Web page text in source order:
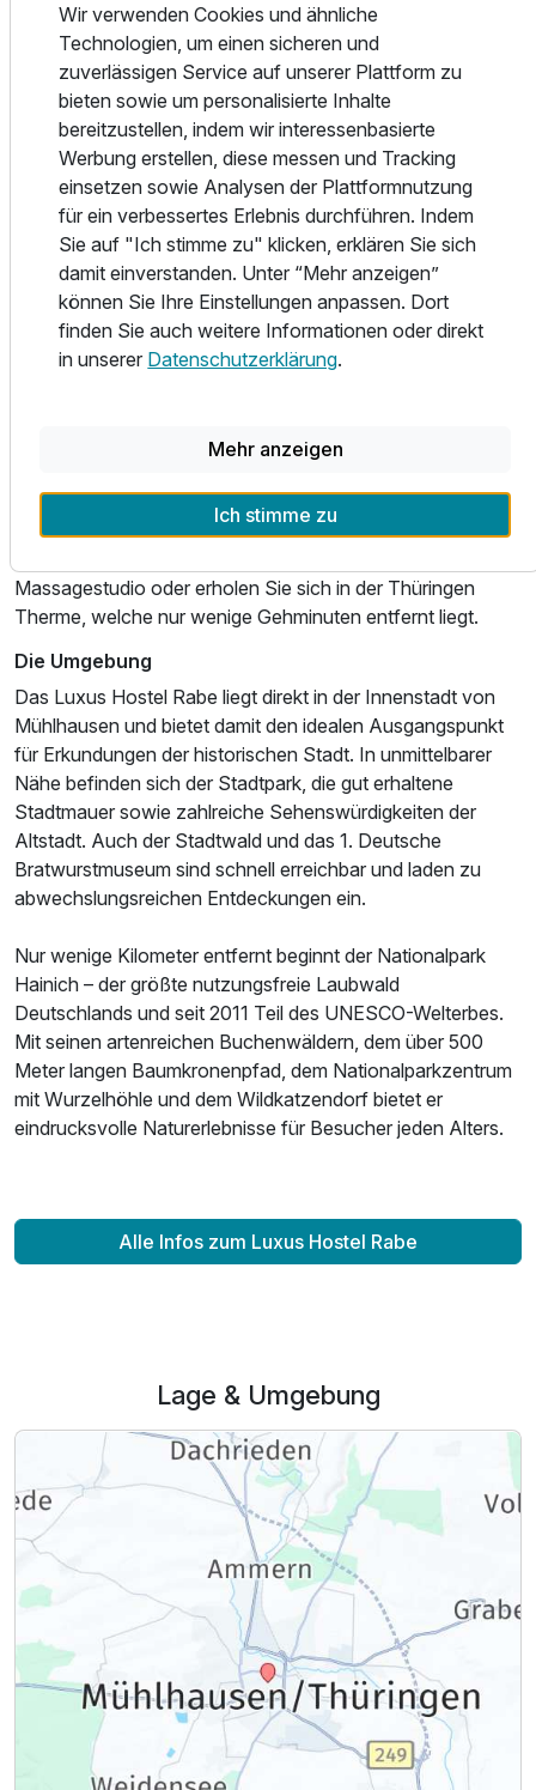
Das Frühstück wird täglich im Hotel Mühlhäuser Hof
serviert, das nur wenige Gehminuten vom Luxus Hostel
Rabe entfernt liegt. In modernem Ambiente hinter
historischer Fassade erwartet Gäste ein
abwechslungsreiches Frühstücksangebot für einen
genussvollen Start in den Tag. Für den Abend empfiehlt
sich ein Besuch im Restaurant MEAT in der Kasseler
Straße 5 – direkt im Hotel Stadt Mühlhausen. Hier stehen
hochwertige Speisen im BBQ-Style und ein stilvolles
Ambiente im Mittelpunkt.
Wellness & Freizeit
Sport und Fitness, egal ob drinnen und draußen! Parks und
scheinbar unendliches Netz an Wanderwegen und
Nutzen Sie während Ihres Aufenthaltes kostenfrei den
nahegelegenen Sportpark im Hotel Stadt Mühlhausen,
Massagestudio oder erholen Sie sich in der Thüringen
Therme, welche nur wenige Gehminuten entfernt liegt.
Die Umgebung
Das Luxus Hostel Rabe liegt direkt in der Innenstadt von
Mühlhausen und bietet damit den idealen Ausgangspunkt
für Erkundungen der historischen Stadt. In unmittelbarer
Nähe befinden sich der Stadtpark, die gut erhaltene
Stadtmauer sowie zahlreiche Sehenswürdigkeiten der
Altstadt. Auch der Stadtwald und das 1. Deutsche
Bratwurstmuseum sind schnell erreichbar und laden zu
abwechslungsreichen Entdeckungen ein.
Nur wenige Kilometer entfernt beginnt der Nationalpark
Hainich – der größte nutzungsfreie Laubwald
Deutschlands und seit 2011 Teil des UNESCO-Welterbes.
Mit seinen artenreichen Buchenwäldern, dem über 500
Meter langen Baumkronenpfad, dem Nationalparkzentrum
mit Wurzelhöhle und dem Wildkatzendorf bietet er
eindrucksvolle Naturerlebnisse für Besucher jeden Alters.
Alle Infos zum Luxus Hostel Rabe
Lage & Umgebung
Wir verwenden Cookies und ähnliche
Technologien, um einen sicheren und
zuverlässigen Service auf unserer Plattform zu
bieten sowie um personalisierte Inhalte
bereitzustellen, indem wir interessenbasierte
Werbung erstellen, diese messen und Tracking
einsetzen sowie Analysen der Plattformnutzung
für ein verbessertes Erlebnis durchführen. Indem
Sie auf "Ich stimme zu" klicken, erklären Sie sich
damit einverstanden. Unter “Mehr anzeigen”
können Sie Ihre Einstellungen anpassen. Dort
finden Sie auch weitere Informationen oder direkt
in unserer Datenschutzerklärung.
Mehr anzeigen
Ich stimme zu